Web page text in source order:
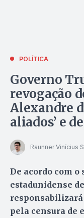
POLÍTICA
Governo
revogação
Alexandre
aliados’ e
Raunner Vinícius
De acordo com
estadunidense
pela censura de